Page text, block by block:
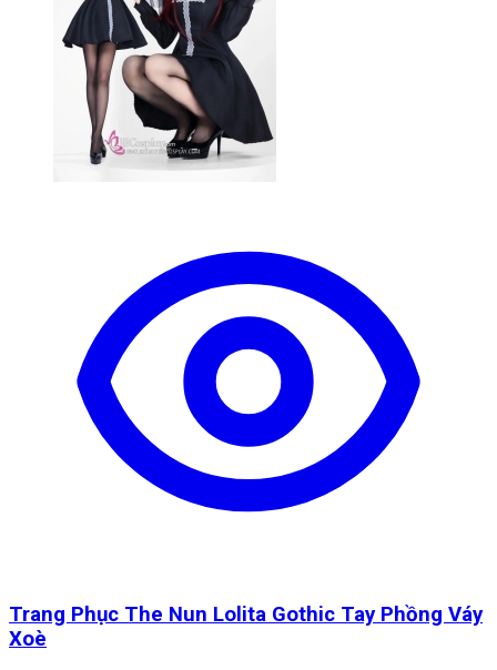
Trang Phục The Nun Lolita Gothic Tay Phồng Váy
Xoè